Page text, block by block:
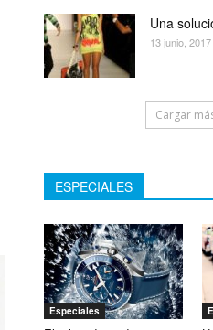
Una
13 junio, 2017
Cargar
ESPECIALES
Especiales